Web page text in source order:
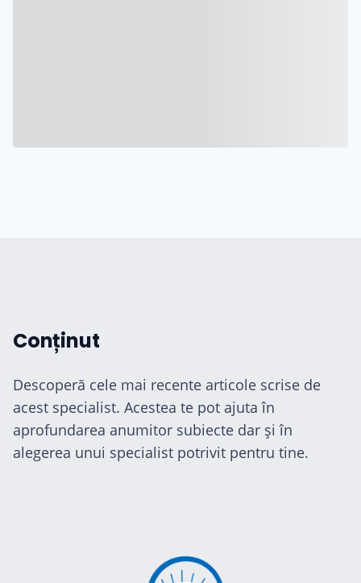
Conținut
Descoperă cele mai recente articole scrise de
acest specialist. Acestea te pot ajuta în
aprofundarea anumitor subiecte dar și în
alegerea unui specialist potrivit pentru tine.